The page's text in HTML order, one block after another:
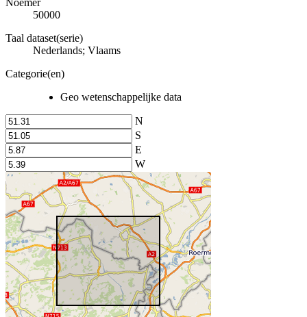
50000
Taal dataset(serie)
Nederlands; Vlaams
Categorie(en)
Geo wetenschappelijke data
N
S
E
W